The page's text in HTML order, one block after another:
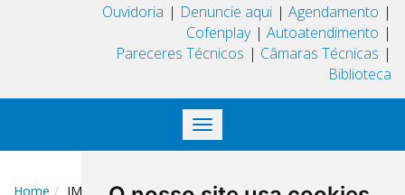
Ouvidoria Denuncie aqui
Agendamento
Cofenplay
Autoatendimento
Pareceres Técnicos
Câmaras Técnicas
Biblioteca
Toggle
navigation
Home IMG_7658